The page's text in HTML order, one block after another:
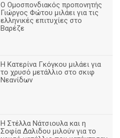
Ο Ομοσπονδιακός προπονητής
Γιώργος Φώτου μιλάει για τις
ελληνικές επιτυχίες στο
Βαρέζε
Η Κατερίνα Γκόγκου μιλάει για
το χρυσό μετάλλιο στο σκιφ
Νεανίδων
Η Στέλλα Νάτσιουλα και η
Σοφία Δαλιδου μιλούν για το